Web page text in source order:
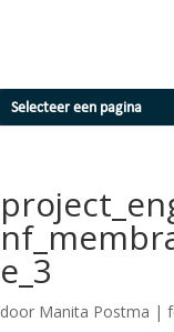
Selecteer een pagina
e_3
door Manita Postma |